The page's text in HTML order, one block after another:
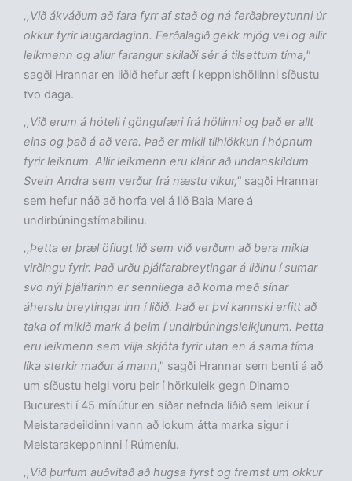
,,Við ákváðum að fara fyrr af stað og ná ferðaþreytunni úr
okkur fyrir laugardaginn. Ferðalagið gekk mjög vel og allir
leikmenn og allur farangur skilaði sér á tilsettum tíma,"
sagði Hrannar en liðið hefur æft í keppnishöllinni síðustu
tvo daga.
,,Við erum á hóteli í göngufæri frá höllinni og það er allt
eins og það á að vera. Það er mikil tilhlökkun í hópnum
fyrir leiknum. Allir leikmenn eru klárir að undanskildum
Svein Andra sem verður frá næstu vikur," sagði Hrannar
sem hefur náð að horfa vel á lið Baia Mare á
undirbúningstímabilinu.
,,Þetta er þræl öflugt lið sem við verðum að bera mikla
virðingu fyrir. Það urðu þjálfarabreytingar á liðinu í sumar
svo nýi þjálfarinn er sennilega að koma með sínar
áherslu breytingar inn í liðið. Það er því kannski erfitt að
taka of mikið mark á þeim í undirbúningsleikjunum. Þetta
eru leikmenn sem vilja skjóta fyrir utan en á sama tíma
líka sterkir maður á mann," sagði Hrannar sem benti á að
um síðustu helgi voru þeir í hörkuleik gegn Dinamo
Bucuresti í 45 mínútur en síðar nefnda liðið sem leikur í
Meistaradeildinni vann að lokum átta marka sigur í
Meistarakeppninni í Rúmeníu.
,,Við þurfum auðvitað að hugsa fyrst og fremst um okkur